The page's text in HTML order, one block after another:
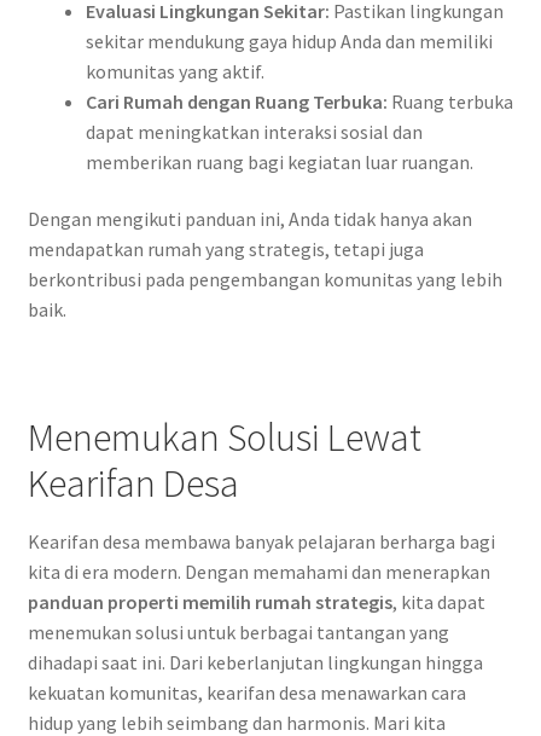
Evaluasi Lingkungan Sekitar: Pastikan lingkungan
sekitar mendukung gaya hidup Anda dan memiliki
komunitas yang aktif.
Cari Rumah dengan Ruang Terbuka: Ruang terbuka
dapat meningkatkan interaksi sosial dan
memberikan ruang bagi kegiatan luar ruangan.
Dengan mengikuti panduan ini, Anda tidak hanya akan
mendapatkan rumah yang strategis, tetapi juga
berkontribusi pada pengembangan komunitas yang lebih
baik.
Menemukan Solusi Lewat
Kearifan Desa
Kearifan desa membawa banyak pelajaran berharga bagi
kita di era modern. Dengan memahami dan menerapkan
panduan properti memilih rumah strategis, kita dapat
menemukan solusi untuk berbagai tantangan yang
dihadapi saat ini. Dari keberlanjutan lingkungan hingga
kekuatan komunitas, kearifan desa menawarkan cara
hidup yang lebih seimbang dan harmonis. Mari kita